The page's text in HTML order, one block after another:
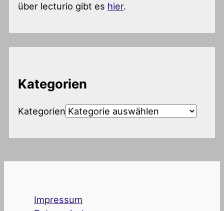
über lecturio gibt es hier.
Kategorien
Kategorien
Impressum